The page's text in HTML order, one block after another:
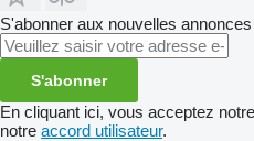
S'abonner aux nouvelles
S'abonner
En cliquant ici, vous acceptez notre
notre accord utilisateur.